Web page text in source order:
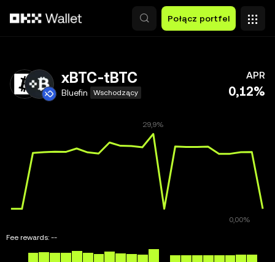
Połącz portfel
xBTC-tBTC
Bluefin Wschodzący
APR
0,12%
Fee rewards: --